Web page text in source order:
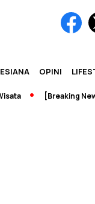
OPINI
[Breaking News]